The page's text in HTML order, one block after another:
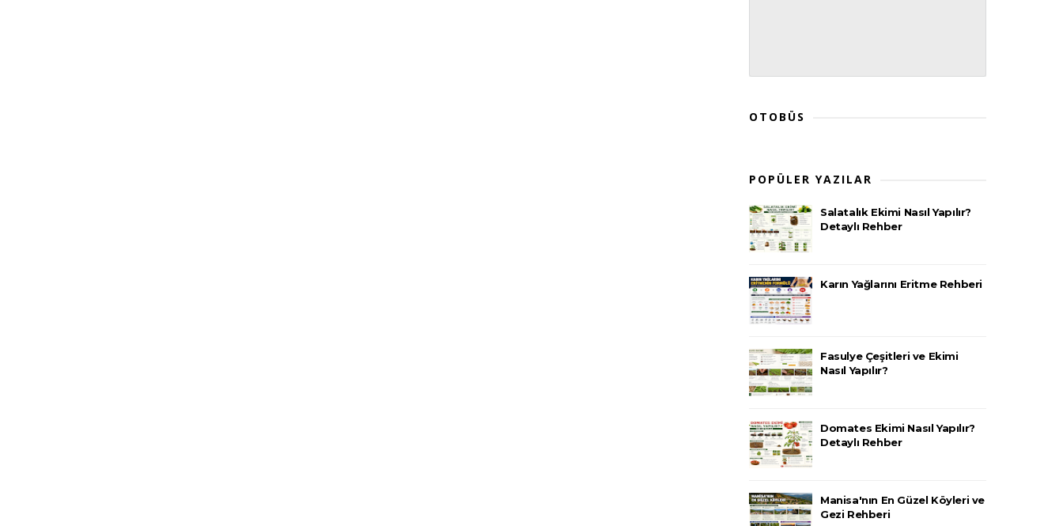
OTOBÜS
POPÜLER YAZILAR
Salatalık Ekimi Nasıl Yapılır?
Detaylı Rehber
Karın Yağlarını Eritme Rehberi
Fasulye Çeşitleri ve Ekimi
Nasıl Yapılır?
Domates Ekimi Nasıl Yapılır?
Detaylı Rehber
Manisa'nın En Güzel Köyleri ve
Gezi Rehberi